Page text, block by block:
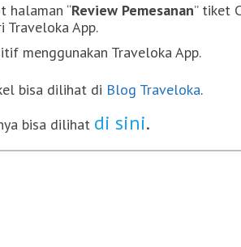
halaman “Review Pemesanan” tiket
Traveloka App.
menggunakan Traveloka App.
bisa dilihat di Blog Traveloka.
bisa dilihat di sini.